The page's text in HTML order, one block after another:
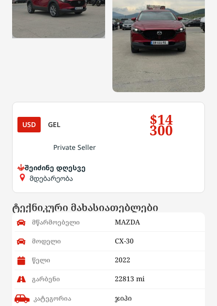
USD GEL $14
300
Private Seller
შეიძინე დღესვე
მდებარეობა
ტექნიკური მახასიათებლები
მწარმოებელი MAZDA
მოდელი CX-30
წელი 2022
გარბენი 22813 mi
კატეგორია ჯიპი